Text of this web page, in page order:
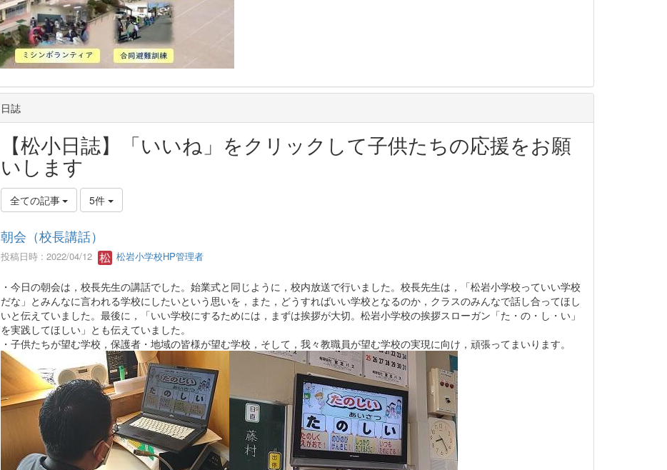
日誌
【松小日誌】「いいね」をクリックして子供たちの応援をお願
いします
全ての記事 5件
朝会（校長講話）
投稿日時 : 2022/04/12 松岩小学校HP管理者
・今日の朝会は，校長先生の講話でした。始業式と同じように，校内放送で行いました。校長先生は，「松岩小学校っていい学校
だな」とみんなに言われる学校にしたいという思いを，また，どうすればいい学校となるのか，クラスのみんなで話し合ってほし
いと伝えていました。最後に，「いい学校にするためには，まずは挨拶が大切。松岩小学校の挨拶スローガン「た・の・し・い」
を実践してほしい」とも伝えていました。
・子供たちが望む学校，保護者・地域の皆様が望む学校，そして，我々教職員が望む学校の実現に向け，頑張ってまいります。